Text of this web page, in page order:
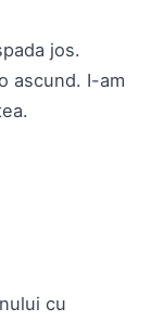
jos.
ascund. I-am
cu